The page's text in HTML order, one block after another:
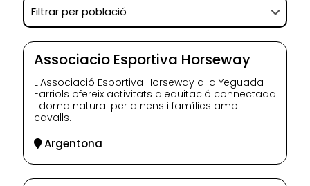
Associacio Esportiva Horseway
L'Associació Esportiva Horseway a la Yeguada
Farriols ofereix activitats d'equitació connectada
i doma natural per a nens i famílies amb
cavalls.
Argentona